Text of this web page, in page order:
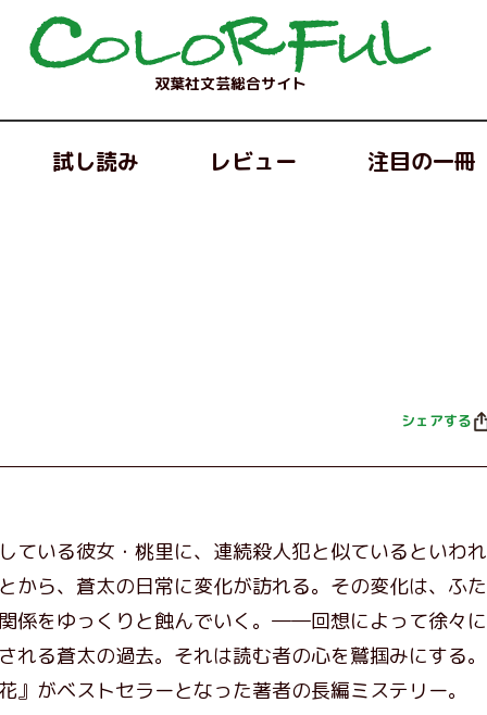
双葉社文芸総合サイト
試し読み レビュー 注目の一冊
シェアする
ている彼女・桃里に、連続殺人犯と似ているといわれ
から、蒼太の日常に変化が訪れる。その変化は、ふた
係をゆっくりと蝕んでいく。――回想によって徐々に
れる蒼太の過去。それは読む者の心を鷲掴みにする。
花』がベストセラーとなった著者の長編ミステリー。